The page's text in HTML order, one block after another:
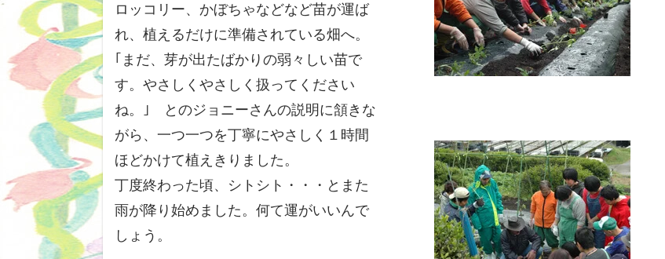
ロッコリー、かぼちゃなどなど苗が運ば
れ、植えるだけに準備されている畑へ。
｢まだ、芽が出たばかりの弱々しい苗で
す。やさしくやさしく扱ってください
ね。｣ とのジョニーさんの説明に頷きな
がら、一つ一つを丁寧にやさしく１時間
ほどかけて植えきりました。
丁度終わった頃、シトシト・・・とまた
雨が降り始めました。何て運がいいんで
しょう。